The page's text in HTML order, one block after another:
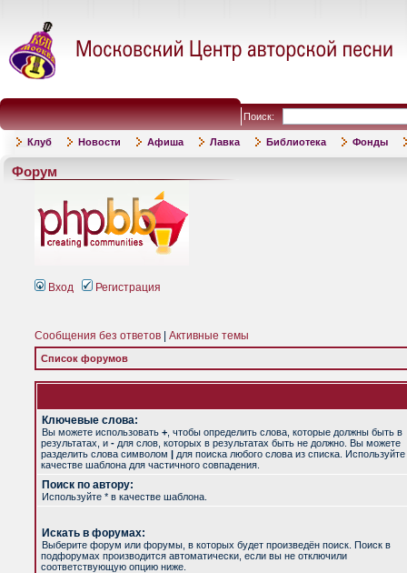
Поиск:
Клуб Новости Афиша Лавка Библиотека Фонды
Форум
Вход Регистрация
Сообщения без ответов Активные темы
Список форумов
Ключевые слова:
Вы можете использовать + , чтобы определить слова, которые должны быть в
результатах, и - для слов, которых в результатах быть не должно. Вы можете
разделить слова символом | для поиска любого слова из списка. Используйте
качестве шаблона для частичного совпадения.
Поиск по автору:
Используйте * в качестве шаблона.
Искать в форумах:
Выберите форум или форумы, в которых будет произведён поиск. Поиск в
подфорумах производится автоматически, если вы не отключили
соответствующую опцию ниже.